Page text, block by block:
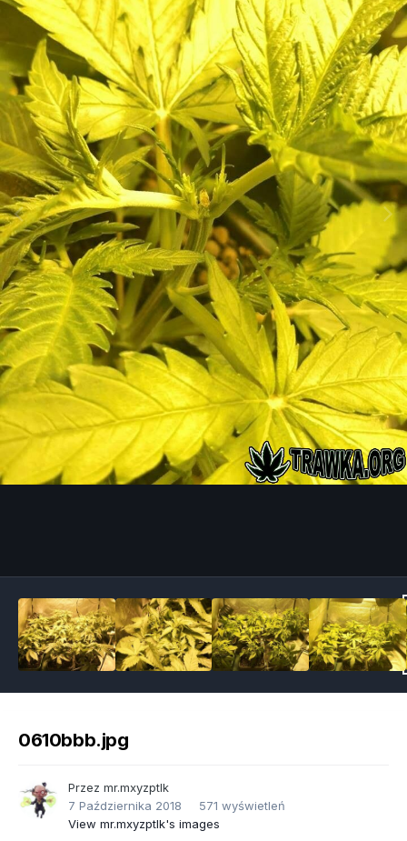
0610bbb.jpg
Przez mr.mxyzptlk
7 Października 2018
571 wyświetleń
View mr.mxyzptlk's images